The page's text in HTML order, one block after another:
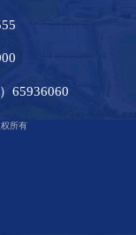
65936060
所有